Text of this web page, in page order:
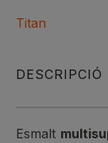
Titan
DESCRIPCIÓ
Esmalt